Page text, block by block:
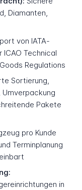
Diamanten,
von IATA-
Technical
Regulations
Sortierung,
Umverpackung
Pakete
pro Kunde
Terminplanung
in